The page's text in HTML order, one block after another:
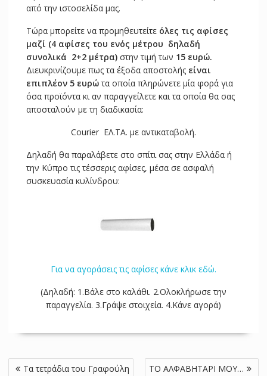
από την ιστοσελίδα μας.
Τώρα μπορείτε να προμηθευτείτε όλες τις αφίσες
μαζί (4 αφίσες του ενός μέτρου δηλαδή
συνολικά 2+2 μέτρα)στην τιμή των 15 ευρώ.
Διευκρινίζουμε πως τα έξοδα αποστολής είναι
επιπλέον 5 ευρώτα οποία πληρώνετε μία φορά για
όσα προϊόντα κι αν παραγγείλετε και τα οποία θα σας
αποσταλούν με τη διαδικασία:
Courier ΕΛ.ΤΑ. με αντικαταβολή.
Δηλαδή θα παραλάβετε στο σπίτι σας στην Ελλάδα ή
την Κύπρο τις τέσσερις αφίσες, μέσα σε ασφαλή
συσκευασία κυλίνδρου:
Για να αγοράσεις τις αφίσες κάνε κλικ εδώ.
(Δηλαδή: 1.Βάλε στο καλάθι. 2.Ολοκλήρωσε την
παραγγελία. 3.Γράψε στοιχεία. 4.Κάνε αγορά)
Πλοήγηση
Τα τετράδια του Γραφούλη
ΤΟ ΑΛΦΑΒΗΤΑΡΙ ΜΟΥ…